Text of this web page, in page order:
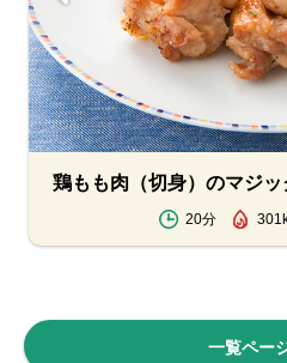
鶏もも肉（切身）のマジッ
20分
一覧ペー